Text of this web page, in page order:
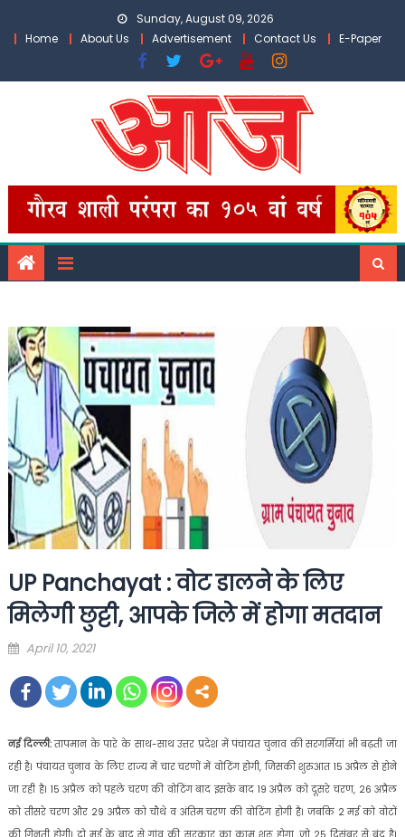
Sunday, August 09, 2026
Home
About Us Advertisement Contact Us E-Paper
UP Panchayat : वोट डालने के लिए
मिलेगी छुट्टी, आपके जिले में होगा मतदान
Posted
April 10, 2021
नई दिल्ली:तापमान के पारे के साथ-साथ उत्तर प्रदेश में पंचायत चुनाव की सरगर्मियां भी बढ़ती जा
रही है। पंचायत चुनाव के लिए राज्य में चार चरणों में वोटिंग होगी, जिसकी शुरुआत 15 अप्रैल से होने
जा रही है। 15 अप्रैल को पहले चरण की वोटिंग बाद इसके बाद 19 अप्रैल को दूसरे चरण, 26 अप्रैल
को तीसरे चरण और 29 अप्रैल को चौथे व अंतिम चरण की वोटिंग होगी है। जबकि 2 मई को वोटों